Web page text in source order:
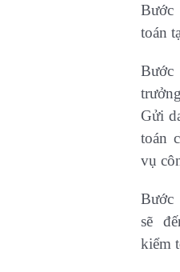
Bước
toán
Bước
Gửi
toán
vụ
Bước
sẽ
kiểm